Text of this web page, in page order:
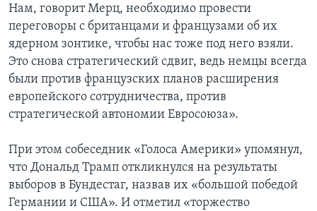
Нам, говорит Мерц, необходимо провести
переговоры с британцами и французами об их
ядерном зонтике, чтобы нас тоже под него взяли.
Это снова стратегический сдвиг, ведь немцы всегда
были против французских планов расширения
европейского сотрудничества, против
стратегической автономии Евросоюза».
При этом собеседник «Голоса Америки» упомянул,
что Дональд Трамп откликнулся на результаты
выборов в Бундестаг, назвав их «большой победой
Германии и США». И отметил «торжество